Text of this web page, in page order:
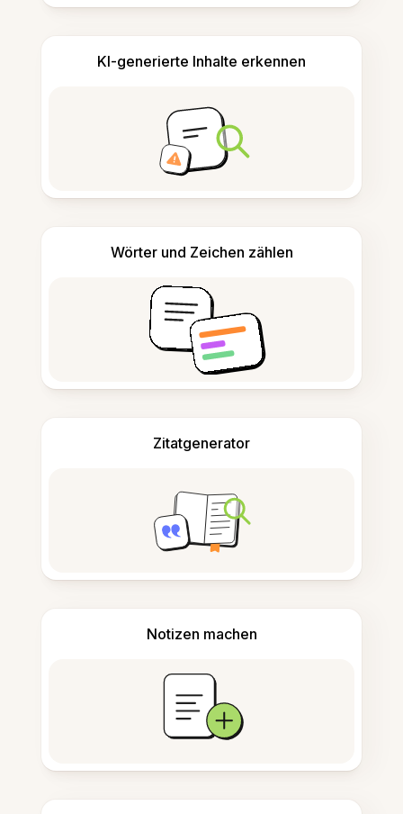
KI-generierte Inhalte erkennen
Wörter und Zeichen zählen
Zitatgenerator
Notizen machen